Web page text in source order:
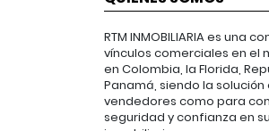
RTM INMOBILIARIA es una
vínculos comerciales en el
en Colombia, la Florida,
Panamá, siendo la
vendedores como para
seguridad y confianza en